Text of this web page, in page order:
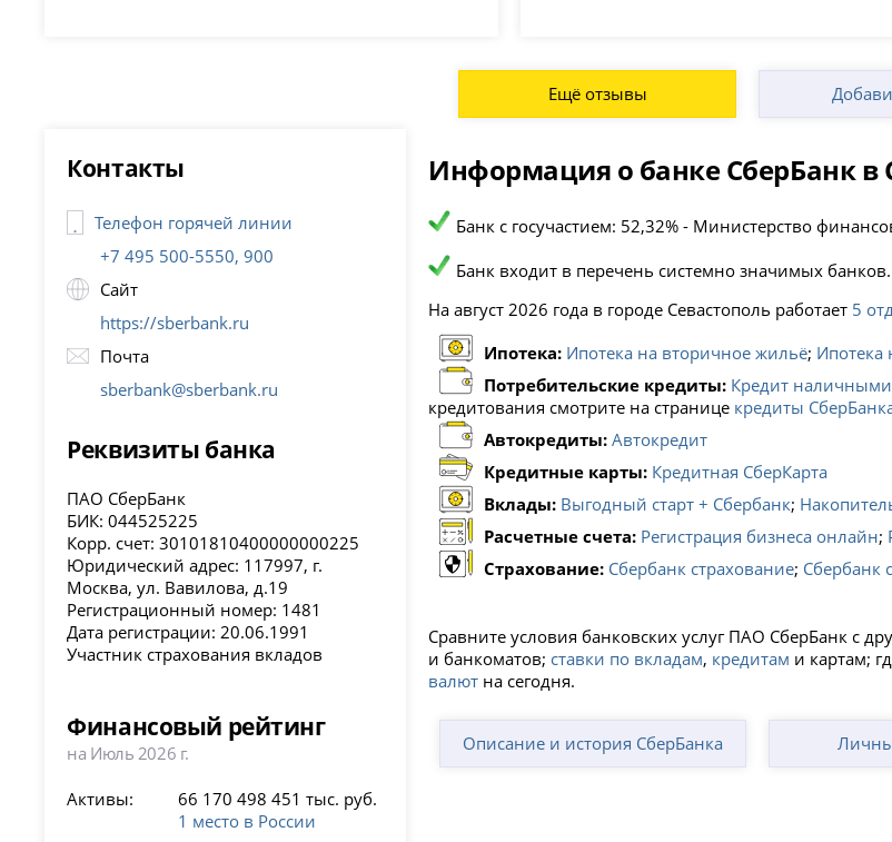
Ещё отзывы
Контакты
Телефон горячей линии
+7 495 500-5550, 900
Сайт
https://sberbank.ru
Почта
sberbank@sberbank.ru
Реквизиты банка
ПАО СберБанк
БИК: 044525225
Корр. счет: 30101810400000000225
Юридический адрес: 117997, г.
Москва, ул. Вавилова, д.19
Регистрационный номер: 1481
Дата регистрации: 20.06.1991
Участник страхования вкладов
Финансовый рейтинг
на Июль 2026 г.
Активы:
66 170 498 451 тыс. руб.
1 место в России
Информация о банке СберБанк в
Банк с госучастием: 52,32% - Министерство
Банк входит в перечень системно значимых банков.
На август 2026 года в городе Севастополь работает 5
Ипотека: Ипотека на вторичное жильё; Ипотека
Потребительские кредиты: Кредит наличными
кредитования смотрите на странице кредиты
Автокредиты:Автокредит
Кредитные карты: Кредитная СберКарта
Вклады: Выгодный старт + Сбербанк;
Расчетные счета: Регистрация бизнеса онлайн;
Страхование: Сбербанк страхование; Сбербанк
Сравните условия банковских услуг ПАО СберБанк с
и банкоматов; ставки по вкладам, кредитам и картам;
валют на сегодня.
Описание и история СберБанка